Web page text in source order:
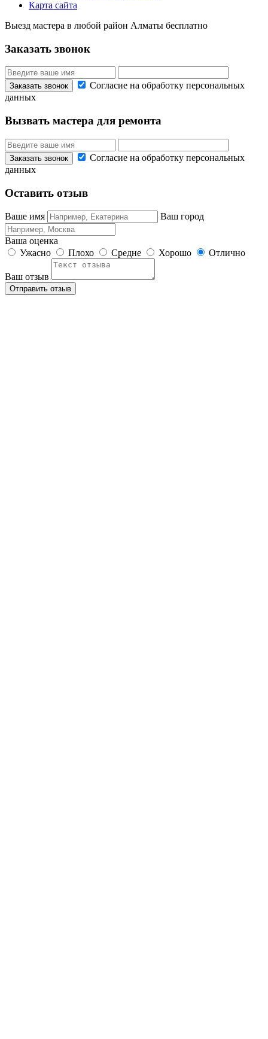
Карта сайта
Выезд мастера в любой район Алматы бесплатно
Заказать звонок
Согласие на обработку персональных
данных
Вызвать мастера для ремонта
Согласие на обработку персональных
данных
Оставить отзыв
Ваше имя Ваш город
Ваша оценка
Ужасно
Плохо Средне Хорошо Отлично
Ваш отзыв
Отправить отзыв